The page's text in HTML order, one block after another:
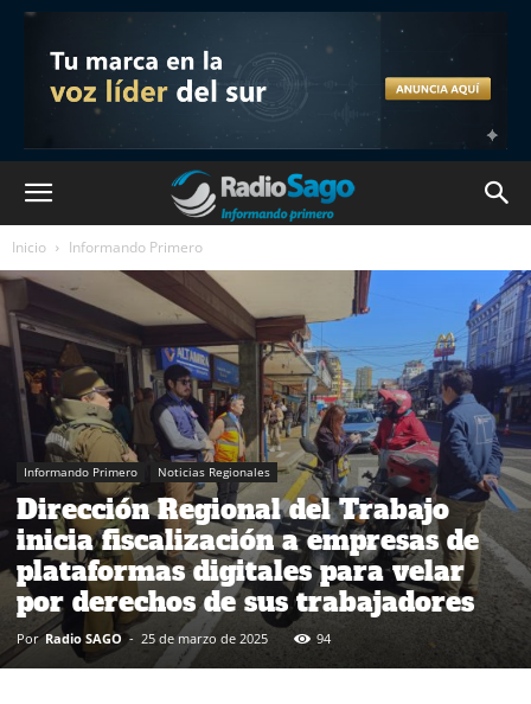
Inicio Informando Primero
Informando Primero Noticias Regionales
Dirección Regional del Trabajo
inicia fiscalización a empresas de
plataformas digitales para velar
por derechos de sus trabajadores
Por Radio SAGO - 25 de marzo de 2025 94